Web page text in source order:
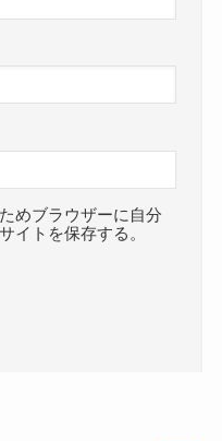
めブラウザーに自分
イトを保存する。